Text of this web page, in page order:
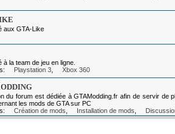
aux GTA-Like
à la team de jeu en ligne.
Playstation 3, Xbox 360
du forum est dédiée à GTAModding.fr afin de servir de
les mods de GTA sur PC
Création de mods, Installation de mods,